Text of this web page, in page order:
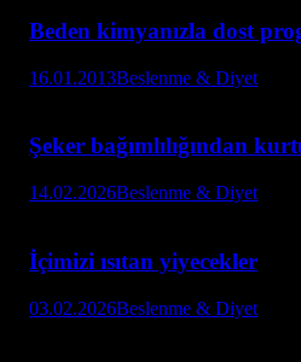
Beden kimyanızla dost
16.01.2013Beslenme & Diyet
Şeker bağımlılığından
14.02.2026Beslenme & Diyet
İçimizi ısıtan yiyecekler
03.02.2026Beslenme & Diyet